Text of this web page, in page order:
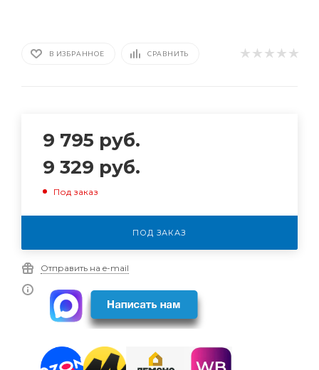
В ИЗБРАННОЕ СРАВНИТЬ
9 795 руб.
9 329 руб.
Под заказ
ПОД ЗАКАЗ
Отправить на e-mail